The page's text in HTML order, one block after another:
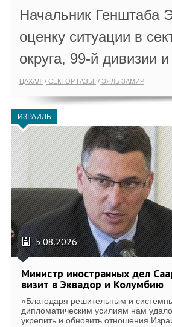
Начальник Генштаба
оценку ситуации в
округа, 99-й дивизии
ЦАХАЛ СЕКТОР ГАЗЫ ЭЯЛЬ ЗАМИР
ИЗРАИЛЬ
5.08.2026
Министр иностранных дел
визит в Эквадор и Колумбию
«Благодаря решительным и
дипломатическим усилиям нам
укрепить и обновить отношения